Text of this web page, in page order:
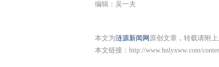
编辑：吴一夫
本文为涟源新闻网 原创文章，转载请附
本文链接： http://www.hnlyxww.com/